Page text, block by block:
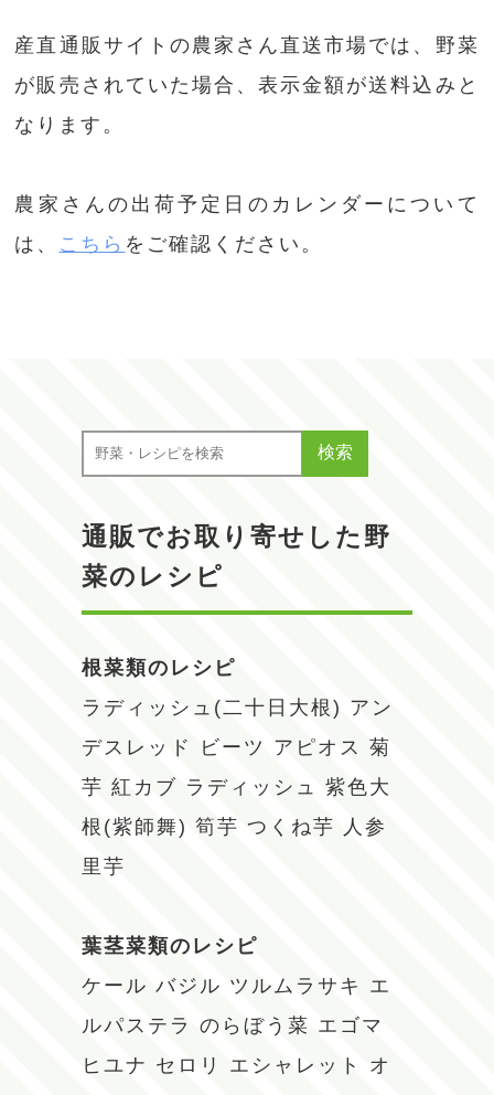
検索
通販でお取り寄せした野
菜のレシピ
根菜類のレシピ
ラディッシュ(二十日大根) アン
デスレッド
ビーツ アピオス 菊
芋 紅カブ ラディッシュ
紫色大
根(紫師舞) 筍芋 つくね芋
人参
里芋
葉茎菜類のレシピ
ケール バジル ツルムラサキ エ
ルパステラ のらぼう菜 エゴマ
ヒユナ セロリ エシャレット
オ
産直通販サイトの農家さん直送市場では、野菜
が販売されていた場合、表示金額が送料込みと
なります。
農家さんの出荷予定日のカレンダーについて
は、 こちら をご確認ください。